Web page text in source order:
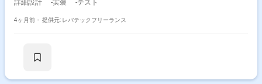
詳細設計 ‐実装 ‐テスト
4ヶ月前・ 提供元: レバテックフリーランス